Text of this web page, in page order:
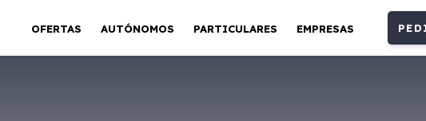
OFERTAS AUTÓNOMOS PARTICULARES EMPRESAS